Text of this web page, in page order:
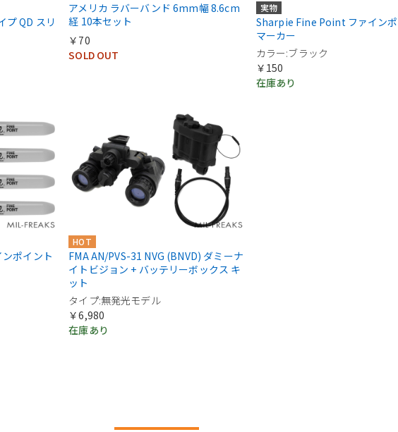
QD スリ
アメリカ ラバーバンド 6mm幅 8.6cm
経 10本セット
￥70
SOLD OUT
実物
Sharpie Fine Point ファイン
マーカー
カラー:ブラック
￥150
在庫あり
ポイント
HOT
FMA AN/PVS-31 NVG (BNVD) ダミーナ
イトビジョン + バッテリーボックス キ
ット
タイプ:無発光モデル
￥6,980
在庫あり